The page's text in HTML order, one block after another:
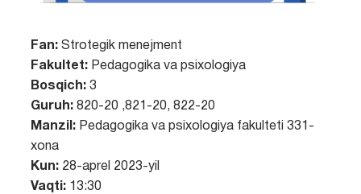
Fan:Strotegik menejment
Fakultet:Pedagogika va psixologiya
Bosqich:3
Guruh:820-20 ,821-20, 822-20
Manzil:Pedagogika va psixologiya fakulteti 331-
xona
Kun: 28-aprel 2023-yil
Vaqti:13:30